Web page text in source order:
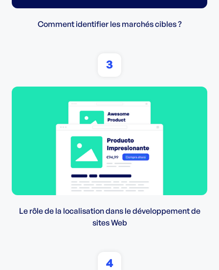
Comment identifier les marchés cibles ?
3
Le rôle de la localisation dans le développement de
sites Web
4